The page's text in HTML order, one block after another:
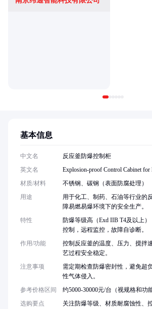
基本信息
中文名
反应釜防爆控制柜
英文名
Explosion-proof Control Cabinet for
材质/材料
不锈钢、碳钢（表面防腐处理）
用途
用于化工、制药、石油等行业的
障易燃易爆环境下的安全生产。
特性
防爆等级高（Exd IIB T4及以上
控制，远程监控，故障自诊断。
作用/功能
控制反应釜的温度、压力、搅拌
艺过程安全稳定。
注意事项
需定期检查防爆密封性，避免超
性气体侵入。
参考价格区间
约5000-30000元/台（视规格和功
选购要点
关注防爆等级、材质耐腐蚀性、